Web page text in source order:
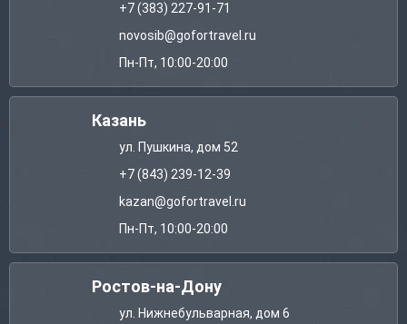
+7 (383) 227-91-71
novosib@gofortravel.ru
Пн-Пт, 10:00-20:00
Казань
ул. Пушкина, дом 52
+7 (843) 239-12-39
kazan@gofortravel.ru
Пн-Пт, 10:00-20:00
Ростов-на-Дону
ул. Нижнебульварная, дом 6